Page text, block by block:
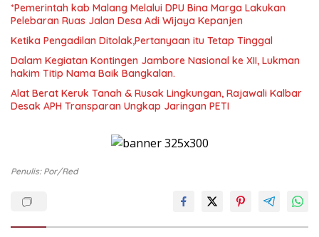
*Pemerintah kab Malang Melalui DPU Bina Marga Lakukan
Pelebaran Ruas Jalan Desa Adi Wijaya Kepanjen
Ketika Pengadilan Ditolak,Pertanyaan itu Tetap Tinggal
Dalam Kegiatan Kontingen Jambore Nasional ke XII, Lukman
hakim Titip Nama Baik Bangkalan.
Alat Berat Keruk Tanah & Rusak Lingkungan, Rajawali Kalbar
Desak APH Transparan Ungkap Jaringan PETI
Penulis: Por/red